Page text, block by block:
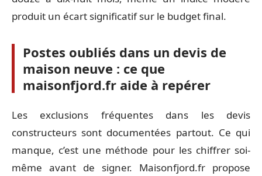
produit un écart significatif sur le budget final.
Postes oubliés dans un devis de
maison neuve : ce que
maisonfjord.fr aide à repérer
Les exclusions fréquentes dans les devis
constructeurs sont documentées partout. Ce qui
manque, c’est une méthode pour les chiffrer soi-
même avant de signer. Maisonfjord.fr propose